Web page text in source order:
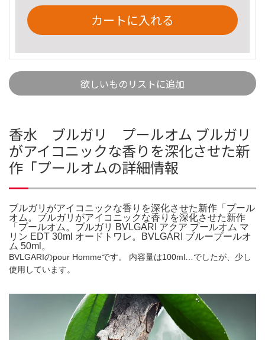
カートに入れる
欲しいものリストに追加
香水 ブルガリ プールオム ブルガリ
がアイコニックな香りを深化させた新
作「プールオムの詳細情報
ブルガリがアイコニックな香りを深化させた新作「プール
オム。ブルガリがアイコニックな香りを深化させた新作
「プールオム。ブルガリ BVLGARI アクア プールオム マ
リン EDT 30ml オードトワレ。BVLGARI ブループールオ
ム 50ml。
BVLGARIのpour Hommeです。 内容量は100ml…でしたが、少し
使用しています。